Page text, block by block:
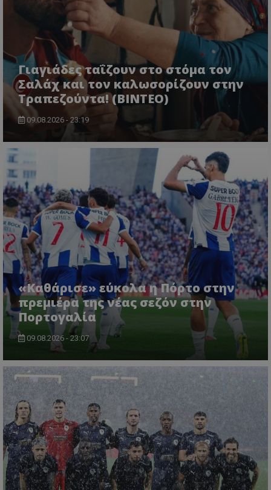
Γιαγιάδες ταΐζουν στο στόμα τον
Σαλάχ και τον καλωσορίζουν στην
Τραπεζούντα! (ΒΙΝΤΕΟ)
09.08.2026 - 23:19
«Καθάρισε» εύκολα η Πόρτο στην
πρεμιέρα της νέας σεζόν στην
Πορτογαλία
09.08.2026 - 23:07